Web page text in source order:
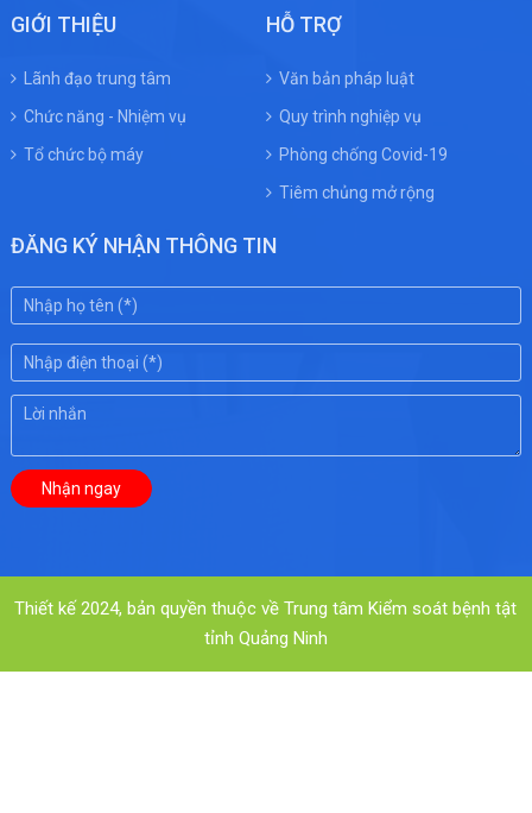
GIỚI THIỆU
Lãnh đạo trung tâm
Chức năng - Nhiệm vụ
Tổ chức bộ máy
HỖ TRỢ
Văn bản pháp luật
Quy trình nghiệp vụ
Phòng chống Covid-19
Tiêm chủng mở rộng
ĐĂNG KÝ NHẬN THÔNG TIN
Thiết kế 2024, bản quyền thuộc về Trung tâm Kiểm soát bệnh tật
tỉnh Quảng Ninh